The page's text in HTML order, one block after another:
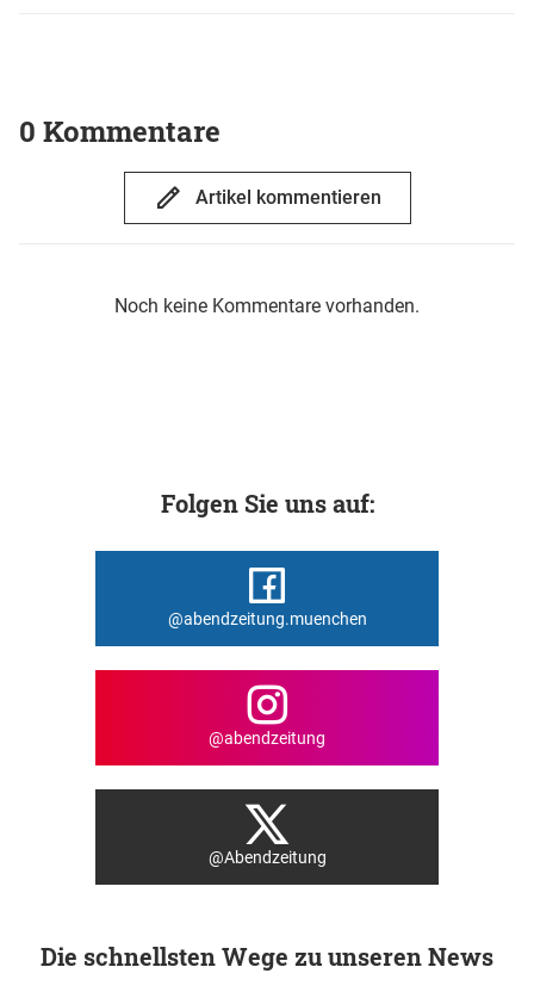
0 Kommentare
Artikel kommentieren
Noch keine Kommentare vorhanden.
Folgen Sie uns auf:
@abendzeitung.muenchen
@abendzeitung
@Abendzeitung
Die schnellsten Wege zu unseren News